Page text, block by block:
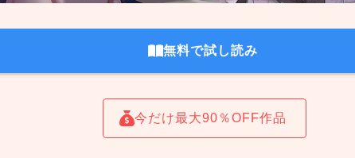
無料で試し読み
今だけ最大90％OFF作品